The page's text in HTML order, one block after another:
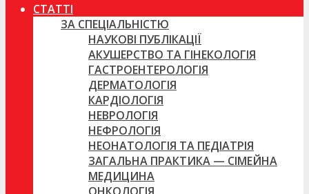
СТАТТІ
ЗА СПЕЦІАЛЬНІСТЮ
НАУКОВІ ПУБЛІКАЦІЇ
АКУШЕРСТВО ТА ГІНЕКОЛОГІЯ
ГАСТРОЕНТЕРОЛОГІЯ
ДЕРМАТОЛОГІЯ
КАРДІОЛОГІЯ
НЕВРОЛОГІЯ
НЕФРОЛОГІЯ
НЕОНАТОЛОГІЯ ТА ПЕДІАТРІЯ
ЗАГАЛЬНА ПРАКТИКА — СІМЕЙНА
МЕДИЦИНА
ОНКОЛОГІЯ